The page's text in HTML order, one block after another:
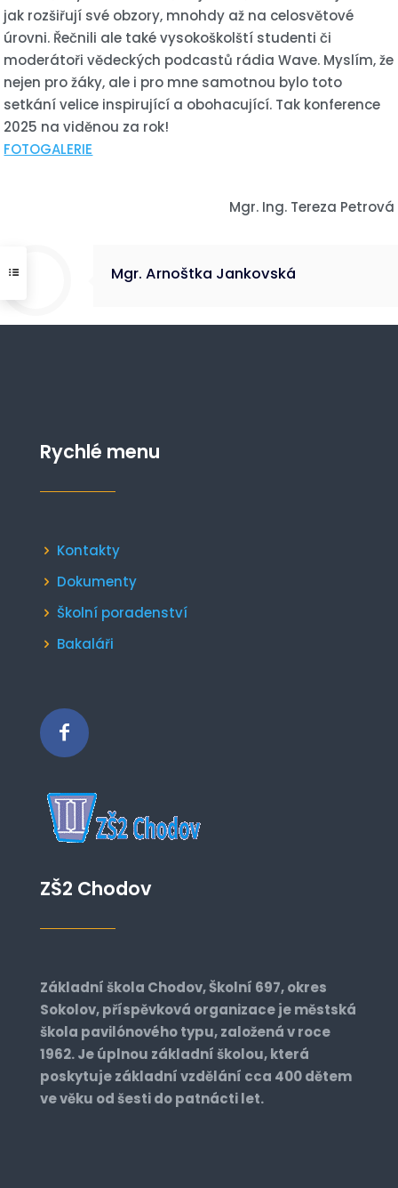
jak rozšiřují své obzory, mnohdy až na celosvětové
úrovni. Řečnili ale také vysokoškolští studenti či
moderátoři vědeckých podcastů rádia Wave. Myslím, že
nejen pro žáky, ale i pro mne samotnou bylo toto
setkání velice inspirující a obohacující. Tak konference
2025 na viděnou za rok!
FOTOGALERIE
Mgr. Ing. Tereza Petrová
Mgr. Arnoštka Jankovská
Rychlé menu
Kontakty
Dokumenty
Školní poradenství
Bakaláři
ZŠ2 Chodov
Základní škola Chodov, Školní 697, okres
Sokolov, příspěvková organizace je městská
škola pavilónového typu, založená v roce
1962. Je úplnou základní školou, která
poskytuje základní vzdělání cca 400 dětem
ve věku od šesti do patnácti let.